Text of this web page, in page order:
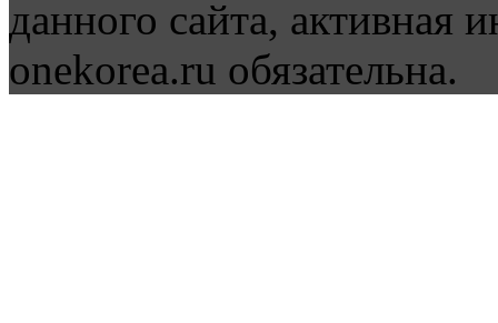
данного сайта, активная
onekorea.ru обязательна.